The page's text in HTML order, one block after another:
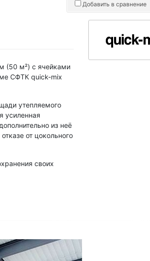
Добавить в сравнение
(50 м²) с ячейками
СФТК quick-mix
утепляемого
усиленная
из неё
от цокольного
своих